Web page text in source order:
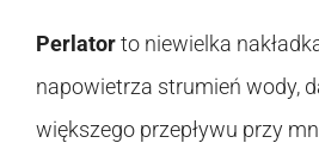
Perlatorto niewielka
napowietrza strumień wody,
większego przepływu przy